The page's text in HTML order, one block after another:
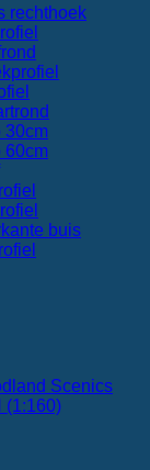
rechthoek
30cm
60cm
buis
Scenics
(1:160)